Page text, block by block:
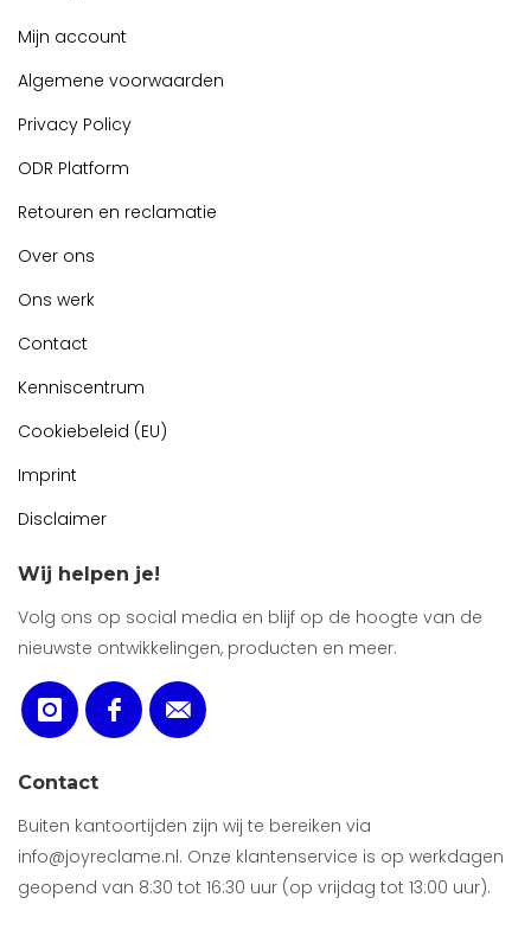
Mijn account
Algemene voorwaarden
Privacy Policy
ODR Platform
Retouren en reclamatie
Over ons
Ons werk
Contact
Kenniscentrum
Cookiebeleid (EU)
Imprint
Disclaimer
Wij helpen je!
Volg ons op social media en blijf op de hoogte van de
nieuwste ontwikkelingen, producten en meer.
Contact
Buiten kantoortijden zijn wij te bereiken via
info@joyreclame.nl. Onze klantenservice is op werkdagen
geopend van 8:30 tot 16:30 uur (op vrijdag tot 13:00 uur).